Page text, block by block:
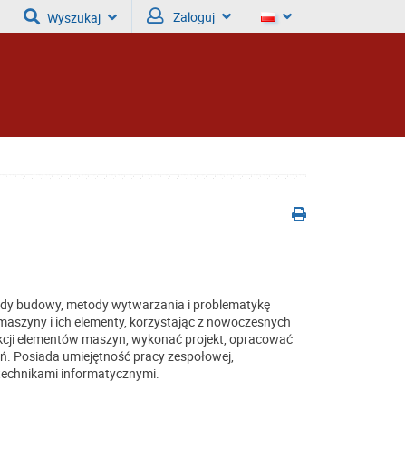
Wyszukaj Zaloguj
budowy, metody wytwarzania i problematykę
i ich elementy, korzystając z nowoczesnych
elementów maszyn, wykonać projekt, opracować
Posiada umiejętność pracy zespołowej,
informatycznymi.